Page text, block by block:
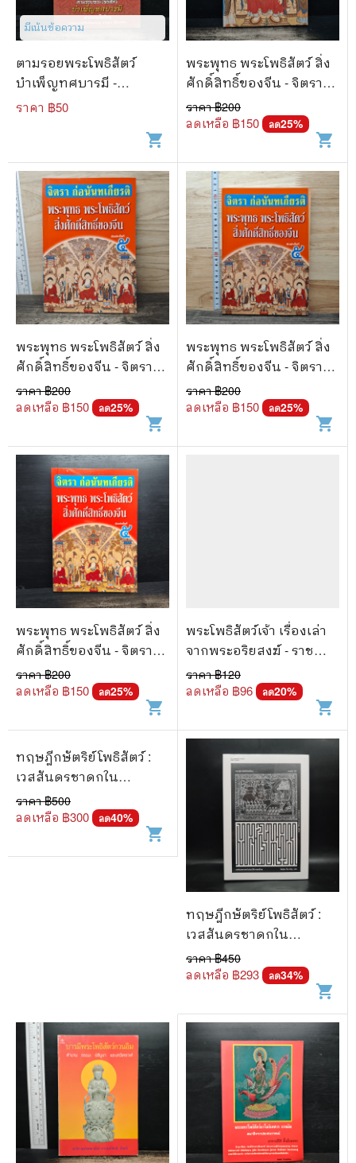
มีเน้นข้อความ
ตามรอยพระโพธิสัตว์
บำเพ็ญทศบารมี -
ศจ.เกียรติคุณจำรูญ ยา
ราคา ฿50
shopping_cart
พระพุทธ พระโพธิสัตว์ สิ่ง
ศักดิ์สิทธิ์ของจีน - จิตรา
ก่อนันทเกียรติ
ราคา ฿200
ลดเหลือ ฿150 ลด25%
shopping_cart
พระพุทธ พระโพธิสัตว์ สิ่ง
ศักดิ์สิทธิ์ของจีน - จิตรา
ก่อนันทเกียรติ
ราคา ฿200
ลดเหลือ ฿150 ลด25%
shopping_cart
พระพุทธ พระโพธิสัตว์ สิ่ง
ศักดิ์สิทธิ์ของจีน - จิตรา
ก่อนันทเกียรติ
ราคา ฿200
ลดเหลือ ฿150 ลด25%
shopping_cart
พระพุทธ พระโพธิสัตว์ สิ่ง
ศักดิ์สิทธิ์ของจีน - จิตรา
ก่อนันทเกียรติ
ราคา ฿200
ลดเหลือ ฿150 ลด25%
shopping_cart
พระโพธิสัตว์เจ้า เรื่องเล่า
จากพระอริยสงฆ์ - ราช
รามัญ
ราคา ฿120
ลดเหลือ ฿96 ลด20%
shopping_cart
ทฤษฎีกษัตริย์โพธิสัตว์ :
เวสสันดรชาดกใน
ประวัติศาสตร์ไทย - Patrick
Jory (แพทริค โจรี)
ราคา ฿500
ลดเหลือ ฿300 ลด40%
shopping_cart
ทฤษฎีกษัตริย์โพธิสัตว์ :
เวสสันดรชาดกใน
ประวัติศาสตร์ไทย - Patrick
Jory (แพทริค โจรี)
ราคา ฿450
ลดเหลือ ฿293 ลด34%
shopping_cart